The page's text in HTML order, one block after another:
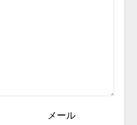
メール